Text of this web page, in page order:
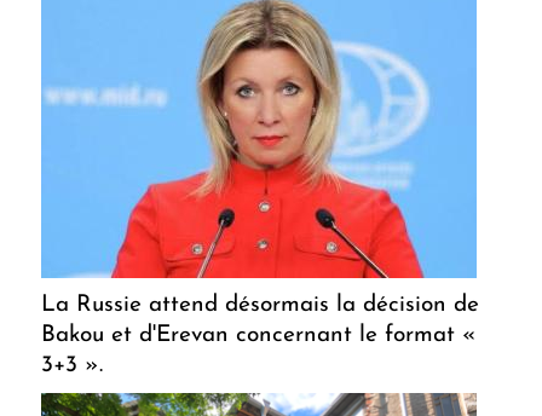
La Russie attend désormais la décision de
Bakou et d'Erevan concernant le format «
3+3 ».